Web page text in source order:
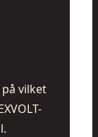
vilket